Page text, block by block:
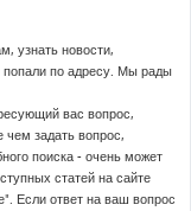
узнать новости,
попали по адресу. Мы рады
вас вопрос,
задать вопрос,
поиска - очень может
статей на сайте
Если ответ на ваш вопрос